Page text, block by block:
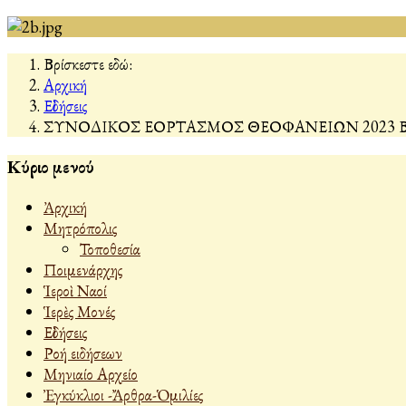
Βρίσκεστε εδώ:
Αρχική
Εἰδήσεις
ΣΥΝΟΔΙΚΟΣ ΕΟΡΤΑΣΜΟΣ ΘΕΟΦΑΝΕΙΩΝ 2023
Κύριο μενού
Ἀρχική
Μητρόπολις
Τοποθεσία
Ποιμενάρχης
Ἱεροὶ Ναοί
Ἱερὲς Μονές
Εἰδήσεις
Ροή ειδήσεων
Μηνιαίο Αρχείο
Ἐγκύκλιοι -Ἄρθρα-Ὁμιλίες